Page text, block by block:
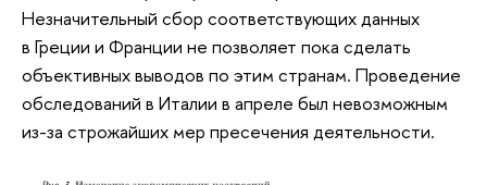
Незначительный сбор соответствующих данных
в Греции и Франции не позволяет пока сделать
объективных выводов по этим странам. Проведение
обследований в Италии в апреле был невозможным
из-за строжайших мер пресечения деятельности.